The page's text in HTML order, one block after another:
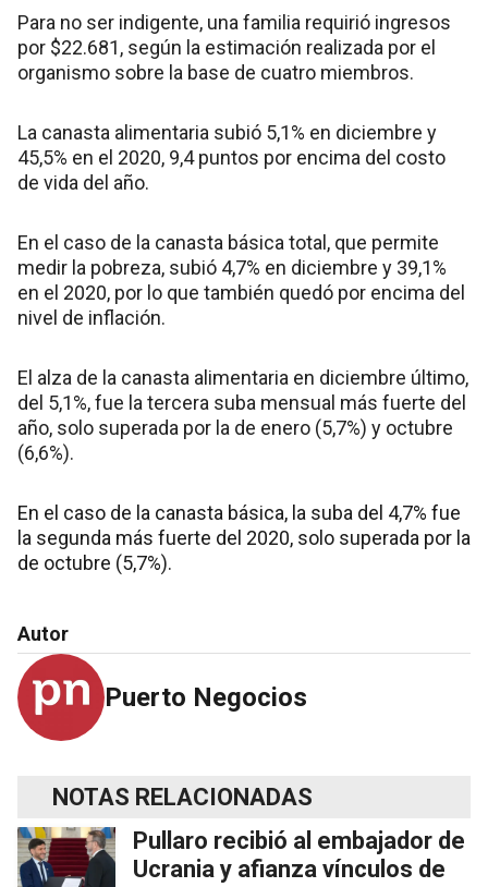
Para no ser indigente, una familia requirió ingresos
por $22.681, según la estimación realizada por el
organismo sobre la base de cuatro miembros.
La canasta alimentaria subió 5,1% en diciembre y
45,5% en el 2020, 9,4 puntos por encima del costo
de vida del año.
En el caso de la canasta básica total, que permite
medir la pobreza, subió 4,7% en diciembre y 39,1%
en el 2020, por lo que también quedó por encima del
nivel de inflación.
El alza de la canasta alimentaria en diciembre último,
del 5,1%, fue la tercera suba mensual más fuerte del
año, solo superada por la de enero (5,7%) y octubre
(6,6%).
En el caso de la canasta básica, la suba del 4,7% fue
la segunda más fuerte del 2020, solo superada por la
de octubre (5,7%).
Autor
Puerto Negocios
NOTAS RELACIONADAS
Pullaro recibió al embajador de
Ucrania y afianza vínculos de